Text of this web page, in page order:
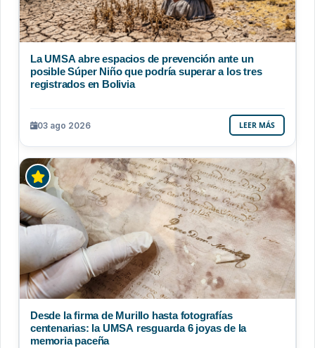
La UMSA abre espacios de prevención ante un
posible Súper Niño que podría superar a los tres
registrados en Bolivia
03 ago 2026 LEER MÁS
Desde la firma de Murillo hasta fotografías
centenarias: la UMSA resguarda 6 joyas de la
memoria paceña